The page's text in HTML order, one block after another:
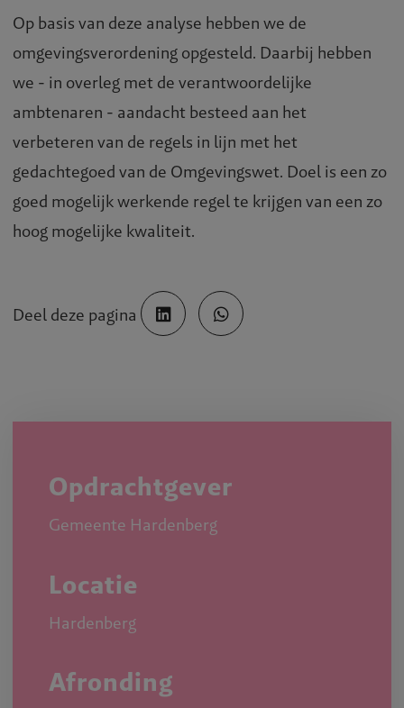
Op basis van deze analyse hebben we de
omgevingsverordening opgesteld. Daarbij hebben
we - in overleg met de verantwoordelijke
ambtenaren - aandacht besteed aan het
verbeteren van de regels in lijn met het
gedachtegoed van de Omgevingswet. Doel is een zo
goed mogelijk werkende regel te krijgen van een zo
hoog mogelijke kwaliteit.
Deel deze pagina
Opdrachtgever
Gemeente Hardenberg
Locatie
Hardenberg
Afronding